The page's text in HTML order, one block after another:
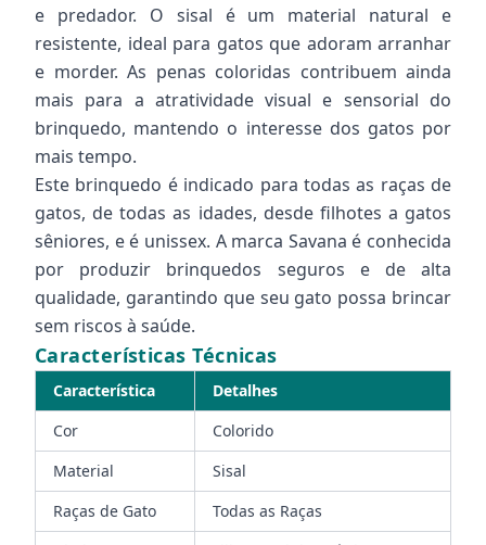
e predador. O sisal é um material natural e
resistente, ideal para gatos que adoram arranhar
e morder. As penas coloridas contribuem ainda
mais para a atratividade visual e sensorial do
brinquedo, mantendo o interesse dos gatos por
mais tempo.
Este brinquedo é indicado para todas as raças de
gatos, de todas as idades, desde filhotes a gatos
sêniores, e é unissex. A marca Savana é conhecida
por produzir brinquedos seguros e de alta
qualidade, garantindo que seu gato possa brincar
sem riscos à saúde.
Características Técnicas
Característica
Detalhes
Cor
Colorido
Material
Sisal
Raças de Gato
Todas as Raças